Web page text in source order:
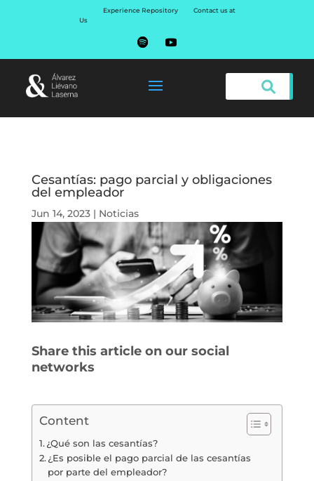
Us
Experience Repository Contact us at
Cesantías: pago parcial y obligaciones
del empleador
Jun 14, 2023| Noticias
Share this article on our social
networks
Content
¿Qué son las cesantías?
¿Es posible el pago parcial de las cesantías
por parte del empleador?